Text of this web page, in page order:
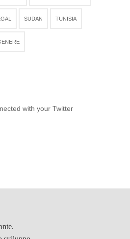
SUDAN TUNISIA
with your Twitter